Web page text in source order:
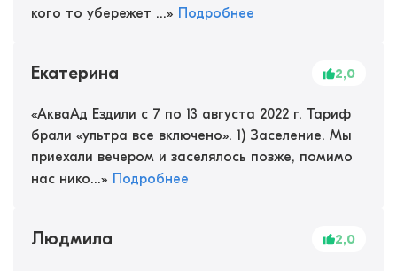
кого то убережет ...» Подробнее
Екатерина 2,0
«АкваАд Ездили с 7 по 13 августа 2022 г. Тариф
брали «ультра все включено». 1) Заселение. Мы
приехали вечером и заселялось позже, помимо
нас нико...» Подробнее
Людмила 2,0